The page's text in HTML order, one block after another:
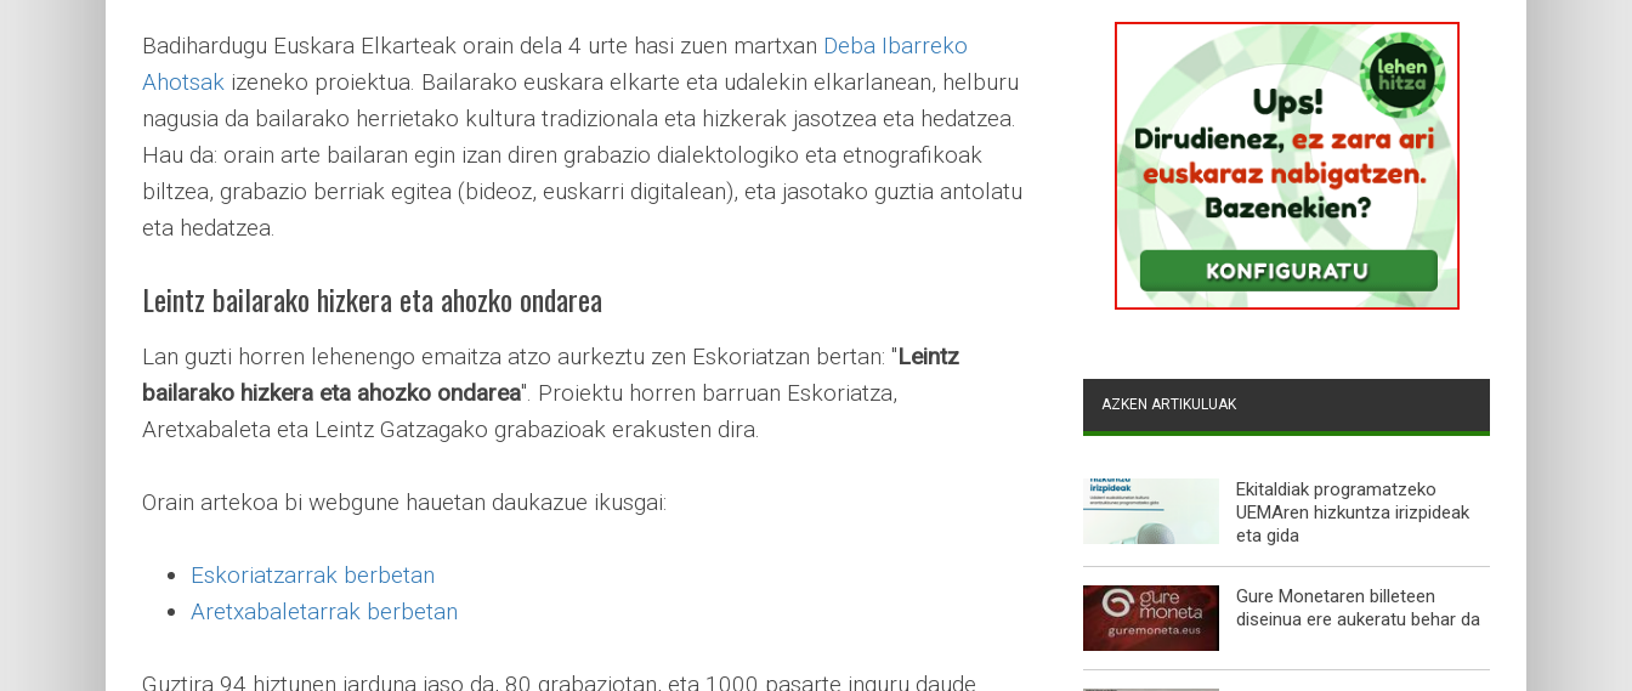
Badihardugu Euskara Elkarteak orain dela 4 urte hasi zuen martxan Deba Ibarreko
Ahotsak izeneko proiektua. Bailarako euskara elkarte eta udalekin elkarlanean, helburu
nagusia da bailarako herrietako kultura tradizionala eta hizkerak jasotzea eta hedatzea.
Hau da: orain arte bailaran egin izan diren grabazio dialektologiko eta etnografikoak
biltzea, grabazio berriak egitea (bideoz, euskarri digitalean), eta jasotako guztia antolatu
eta hedatzea.
Leintz bailarako hizkera eta ahozko ondarea
Lan guzti horren lehenengo emaitza atzo aurkeztu zen Eskoriatzan bertan: "Leintz
bailarako hizkera eta ahozko ondarea". Proiektu horren barruan Eskoriatza,
Aretxabaleta eta Leintz Gatzagako grabazioak erakusten dira.
Orain artekoa bi webgune hauetan daukazue ikusgai:
Eskoriatzarrak berbetan
Aretxabaletarrak berbetan
Guztira 94 hiztunen jarduna jaso da, 80 grabaziotan, eta 1000 pasarte inguru daude
AZKEN ARTIKULUAK
Ekitaldiak programatzeko
UEMAren hizkuntza irizpideak
eta gida
Gure Monetaren billeteen
diseinua ere aukeratu behar da